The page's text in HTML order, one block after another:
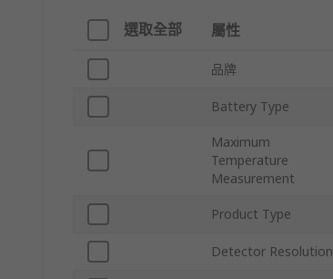
選取全部 屬性
品牌
Battery Type
Maximum
Temperature
Measurement
Product Type
Detector Resolution